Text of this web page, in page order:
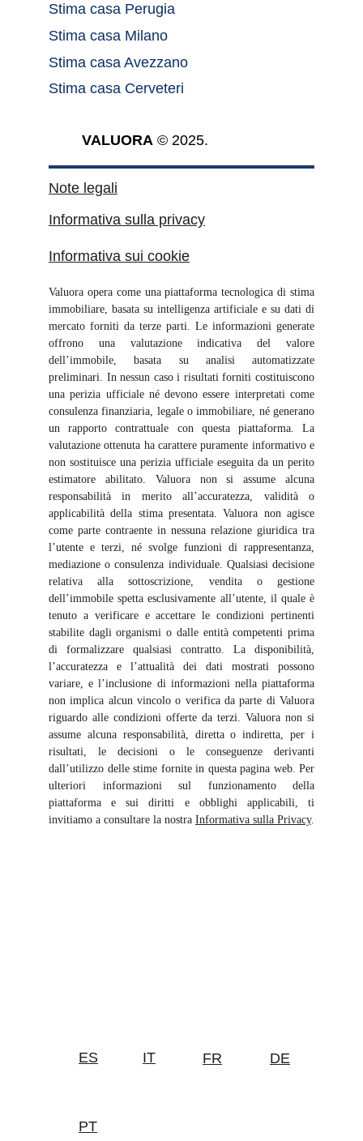
Valuora opera come una piattaforma tecnologica di stima
immobiliare, basata su intelligenza artificiale e su dati di
mercato forniti da terze parti. Le informazioni generate
offrono una valutazione indicativa del valore
dell’immobile, basata su analisi automatizzate
preliminari. In nessun caso i risultati forniti costituiscono
una perizia ufficiale né devono essere interpretati come
consulenza finanziaria, legale o immobiliare, né generano
un rapporto contrattuale con questa piattaforma. La
valutazione ottenuta ha carattere puramente informativo e
non sostituisce una perizia ufficiale eseguita da un perito
estimatore abilitato. Valuora non si assume alcuna
responsabilità in merito all’accuratezza, validità o
applicabilità della stima presentata. Valuora non agisce
come parte contraente in nessuna relazione giuridica tra
l’utente e terzi, né svolge funzioni di rappresentanza,
mediazione o consulenza individuale. Qualsiasi decisione
relativa alla sottoscrizione, vendita o gestione
dell’immobile spetta esclusivamente all’utente, il quale è
tenuto a verificare e accettare le condizioni pertinenti
stabilite dagli organismi o dalle entità competenti prima
di formalizzare qualsiasi contratto. La disponibilità,
l’accuratezza e l’attualità dei dati mostrati possono
variare, e l’inclusione di informazioni nella piattaforma
non implica alcun vincolo o verifica da parte di Valuora
riguardo alle condizioni offerte da terzi. Valuora non si
assume alcuna responsabilità, diretta o indiretta, per i
risultati, le decisioni o le conseguenze derivanti
dall’utilizzo delle stime fornite in questa pagina web. Per
ulteriori informazioni sul funzionamento della
piattaforma e sui diritti e obblighi applicabili, ti
invitiamo a consultare la nostra Informativa sulla Privacy.
VALUORA © 2025.
Note legali
Informativa sulla privacy
Informativa sui cookie
Stima casa Perugia
Stima casa Milano
Stima casa Avezzano
Stima casa Cerveteri
ES IT FR DE
PT